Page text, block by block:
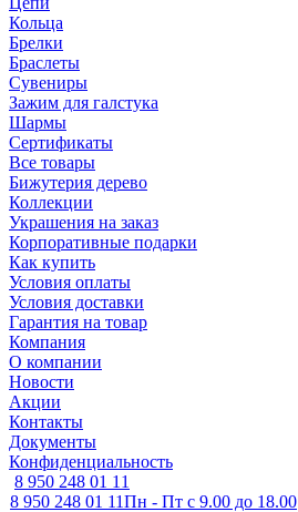
Кольца
Брелки
Браслеты
Сувениры
Зажим для галстука
Шармы
Сертификаты
Все товары
Бижутерия дерево
Коллекции
Украшения на заказ
Корпоративные подарки
Как купить
Условия оплаты
Условия доставки
Гарантия на товар
Компания
О компании
Новости
Акции
Контакты
Документы
Конфиденциальность
8 950 248 01 11
8 950 248 01 11Пн - Пт с 9.00 до 18.00